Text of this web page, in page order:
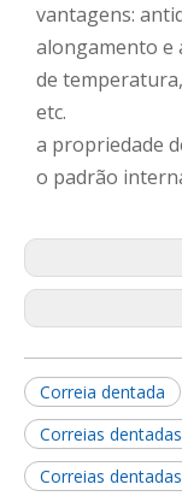
vantagens:
alongamento e
de
etc.
a propriedade
o padrão
Correia dentada
Correias
Correias